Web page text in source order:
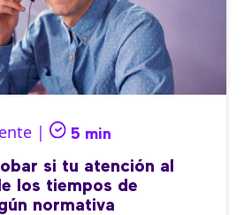
| 5 min
si tu atención al
los tiempos de
normativa